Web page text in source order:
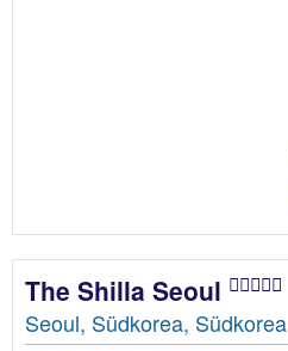
The Shilla Seoul
Seoul, Südkorea, Südkorea